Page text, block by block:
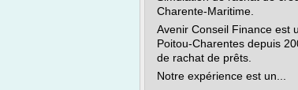
Charente-Maritime.
Avenir Conseil Finance est
Poitou-Charentes depuis
de rachat de prêts.
Notre expérience est un...